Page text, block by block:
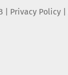
Privacy Policy|